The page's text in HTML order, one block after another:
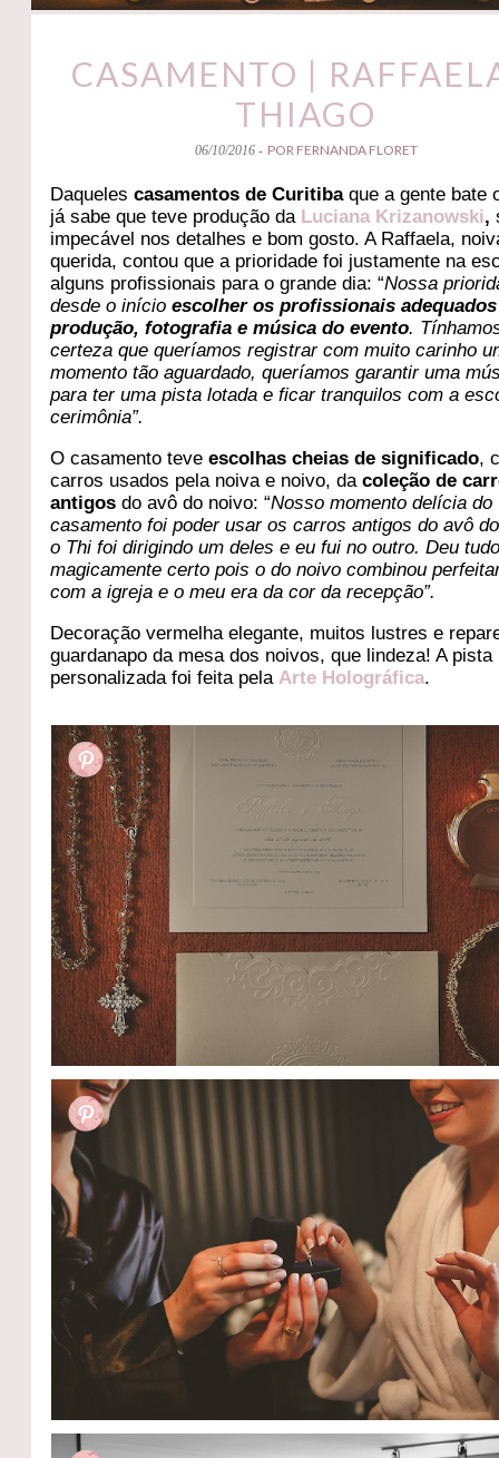
CASAMENTO |
THIAGO
06/10/2016 - POR FERNANDA FLORET
Daquelescasamentos de Curitibaque a gente bate
já sabe que teve produção da Luciana Krizanowski,
impecável nos detalhes e bom gosto. A Raffaela,
querida, contou que a prioridade foi justamente na
alguns profissionais para o grande dia: “Nossa
desde o inícioescolher os profissionais
produção, fotografia e música do evento.
certeza que queríamos registrar com muito carinho
momento tão aguardado, queríamos garantir uma
para ter uma pista lotada e ficar tranquilos com a
cerimônia”.
O casamento teveescolhas cheias de significado,
carros usados pela noiva e noivo, dacoleção de
antigos do avô do noivo: “Nosso momento delícia do
casamento foi poder usar os carros antigos do avô
o Thi foi dirigindo um deles e eu fui no outro. Deu
magicamente certo pois o do noivo combinou
com a igreja e o meu era da cor da recepção”.
Decoração vermelha elegante, muitos lustres e
guardanapo da mesa dos noivos, que lindeza! A pista
personalizada foi feita pelaArte Holográfica.